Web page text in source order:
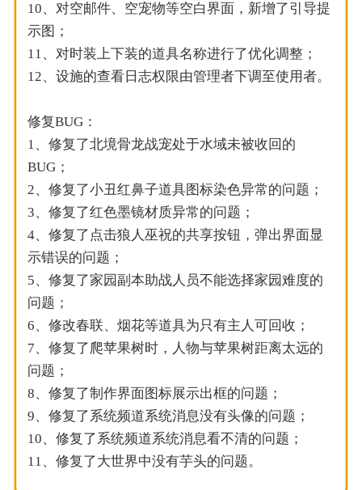
10、对空邮件、空宠物等空白界面，新增了引导提
示图；
11、对时装上下装的道具名称进行了优化调整；
12、设施的查看日志权限由管理者下调至使用者。
修复BUG：
1、修复了北境骨龙战宠处于水域未被收回的
BUG；
2、修复了小丑红鼻子道具图标染色异常的问题；
3、修复了红色墨镜材质异常的问题；
4、修复了点击狼人巫祝的共享按钮，弹出界面显
示错误的问题；
5、修复了家园副本助战人员不能选择家园难度的
问题；
6、修改春联、烟花等道具为只有主人可回收；
7、修复了爬苹果树时，人物与苹果树距离太远的
问题；
8、修复了制作界面图标展示出框的问题；
9、修复了系统频道系统消息没有头像的问题；
10、修复了系统频道系统消息看不清的问题；
11、修复了大世界中没有芋头的问题。